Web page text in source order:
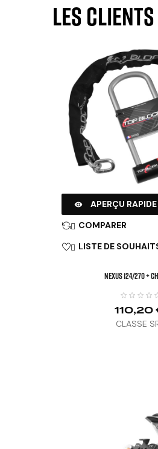
Les
 APERÇU RAPIDE
 COMPARER
 LISTE DE
NEXUS 124/270 +
110,20
CLASSE